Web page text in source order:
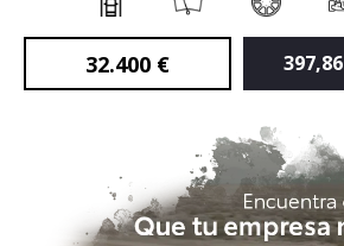
32.400 € 397,86